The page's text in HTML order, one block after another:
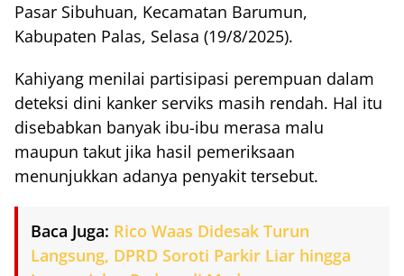
Pasar Sibuhuan, Kecamatan Barumun,
Kabupaten Palas, Selasa (19/8/2025).
Kahiyang menilai partisipasi perempuan dalam
deteksi dini kanker serviks masih rendah. Hal itu
disebabkan banyak ibu-ibu merasa malu
maupun takut jika hasil pemeriksaan
menunjukkan adanya penyakit tersebut.
Baca Juga: Rico Waas Didesak Turun
Langsung, DPRD Soroti Parkir Liar hingga